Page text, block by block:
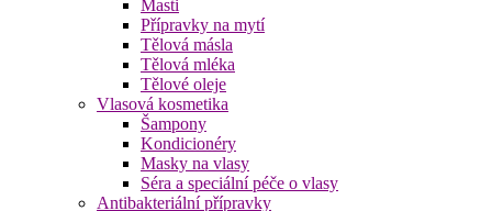
Masti
Přípravky na mytí
Tělová másla
Tělová mléka
Tělové oleje
Vlasová kosmetika
Šampony
Kondicionéry
Masky na vlasy
Séra a speciální péče o vlasy
Antibakteriální přípravky